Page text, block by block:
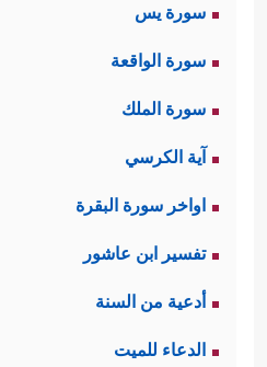
سورة يس
سورة الواقعة
سورة الملك
آية الكرسي
اواخر سورة البقرة
تفسير ابن عاشور
أدعية من السنة
الدعاء للميت